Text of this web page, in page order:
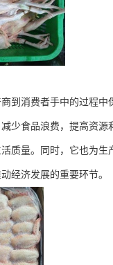
到消费者手中的过程
少食品浪费，提高资
质量。同时，它也为
经济发展的重要环节。